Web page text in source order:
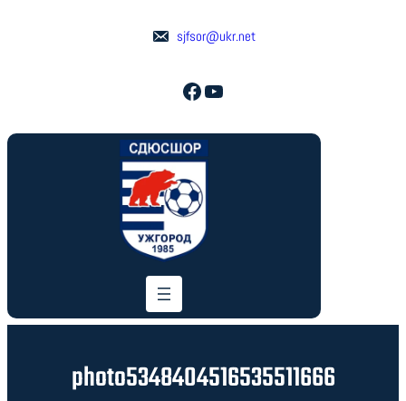
sjfsor@ukr.net
Facebook YouTube
photo5348404516535511666